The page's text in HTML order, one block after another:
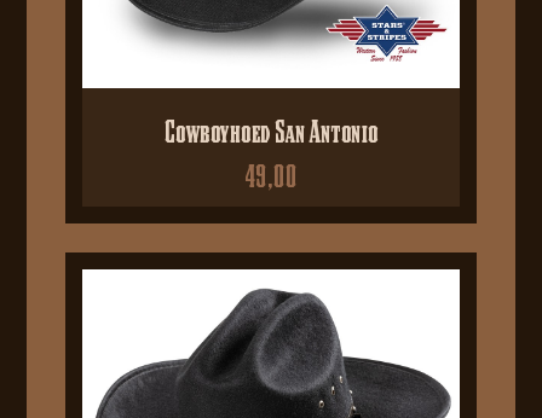
Cowboyhoed San Antonio
49,00